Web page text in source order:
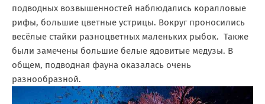
подводных возвышенностей наблюдались коралловые
рифы, большие цветные устрицы. Вокруг проносились
весёлые стайки разноцветных маленьких рыбок. Также
были замечены большие белые ядовитые медузы. В
общем, подводная фауна оказалась очень
разнообразной.